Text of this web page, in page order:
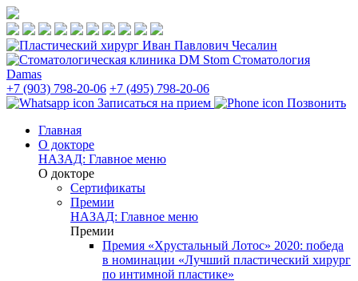
Стоматология
Damas
+7 (903) 798-20-06 +7 (495) 798-20-06
Записаться на прием
Позвонить
Главная
О докторе
НАЗАД: Главное меню
О докторе
Сертификаты
Премии
НАЗАД: Главное меню
Премии
Премия «Хрустальный Лотос» 2020: победа
в номинации «Лучший пластический хирург
по интимной пластике»